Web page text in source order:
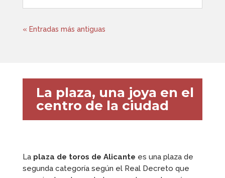
« Entradas más antiguas
La plaza, una joya en el
centro de la ciudad
La plaza de toros de Alicante es una plaza de
segunda categoría según el Real Decreto que